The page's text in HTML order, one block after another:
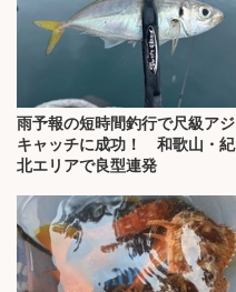
雨予報の短時間釣行で尺級アジ
キャッチに成功！ 和歌山・紀
北エリアで良型連発